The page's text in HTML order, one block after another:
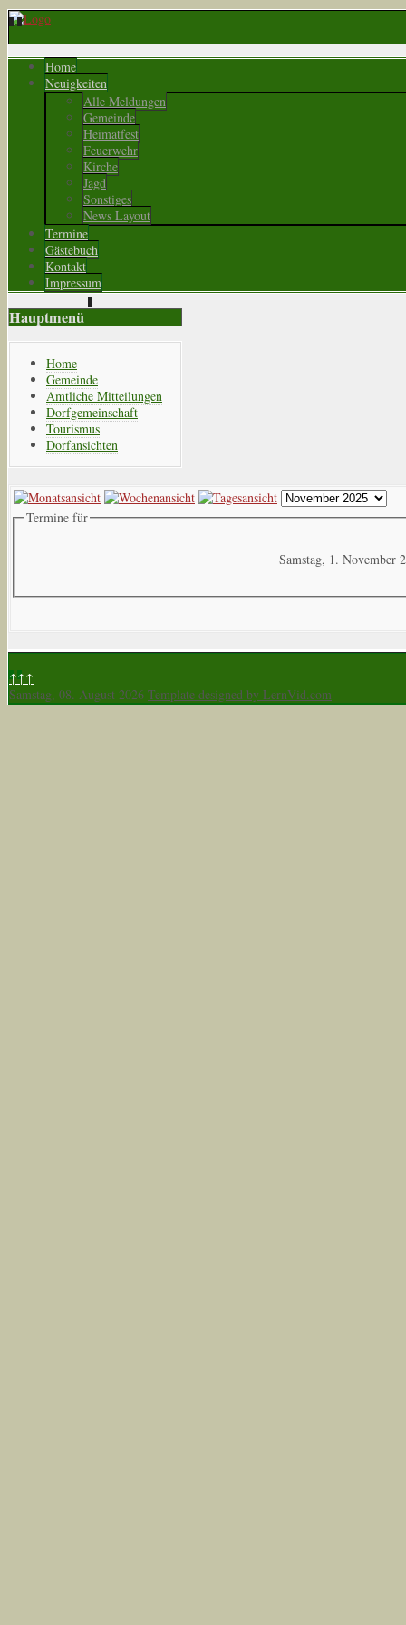
Home
Neuigkeiten
Alle Meldungen
Gemeinde
Heimatfest
Feuerwehr
Kirche
Jagd
Sonstiges
News Layout
Termine
Gästebuch
Kontakt
Impressum
Hauptmenü
Home
Gemeinde
Amtliche Mitteilungen
Dorfgemeinschaft
Tourismus
Dorfansichten
Termine für
Samstag, 1. November
↑↑↑
Samstag, 08. August 2026 Template designed by LernVid.com